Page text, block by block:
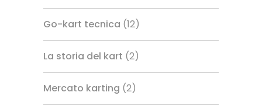
Go-kart tecnica (12)
La storia del kart (2)
Mercato karting (2)